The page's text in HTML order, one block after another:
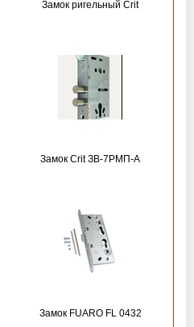
Замок ригельный Crit
Замок Crit ЗВ-7РМП-А
Замок FUARO FL 0432